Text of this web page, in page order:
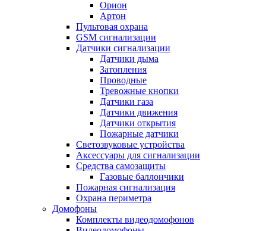
Орион
Артон
Пультовая охрана
GSM сигнализации
Датчики сигнализации
Датчики дыма
Затопления
Проводные
Тревожные кнопки
Датчики газа
Датчики движения
Датчики открытия
Пожарные датчики
Светозвуковые устройства
Аксессуары для сигнализации
Средства самозащиты
Газовые баллончики
Пожарная сигнализация
Охрана периметра
Домофоны
Комплекты видеодомофонов